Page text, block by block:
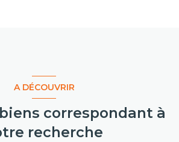
A DÉCOUVRIR
correspondant à
recherche